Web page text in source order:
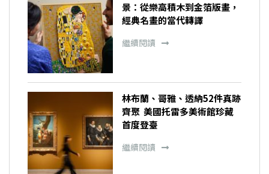
景：從樂高積木到金箔版畫，
經典名畫的當代轉譯
繼續閱讀
林布蘭、哥雅、透納52件真跡
齊聚 美國托雷多美術館珍藏
首度登臺
繼續閱讀